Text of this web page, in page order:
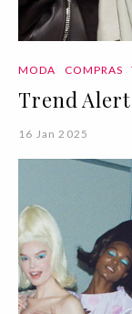
MODA COMPRAS
Trend
16 Jan 2025